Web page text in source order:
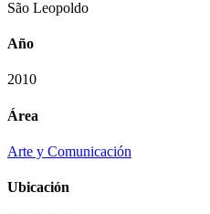
São Leopoldo
Año
2010
Área
Arte y Comunicación
Ubicación